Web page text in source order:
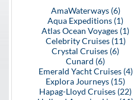
AmaWaterways (6)
Aqua Expeditions (1)
Atlas Ocean Voyages (1)
Celebrity Cruises (11)
Crystal Cruises (6)
Cunard (6)
Emerald Yacht Cruises (4)
Explora Journeys (15)
Hapag-Lloyd Cruises (22)